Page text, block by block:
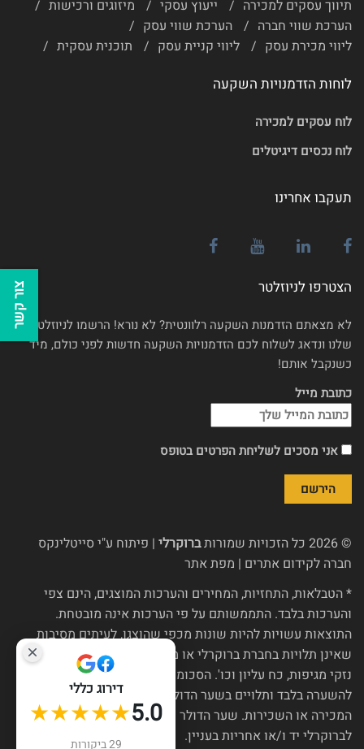
תיווך עסקים למכירה ייעוץ עסקי
מיזוגים ורכישות
הערכת שווי חברה
הערכת שווי עסק
ליווי מכירת עסק
ליווי קניית עסק תוכנית עסקית
לוחות הזדמנויות השקעה
לוח עסקים למכירה
לוח נכסים דיגיטלים
תעקבו אחרינו
הצטרפו לניוזלטר
לא מצאתם הזדמנות השקעה רלוונטית? לא נורא! הרשמו לניוזלטר
שלנו ונדאג לשלוח לכם הזדמנויות השקעה חדשות לפני כולם, מיד
כשנקבל אותם!
כתובת מייל
אני מסכים לשליחת הפרטים בטופס
© 2026 כל הזכויות שמורות ברוקרלי | פיתוח ע"י סייטלינקס
חברה לקידום אתרים | מפת אתר
* הטבלאות, התחזיות, המחירים והערכות המוצגים, הינם צפי
והערכות בלבד. התממשותם על פי הערכות אינה מובטחת.
התוצאות עשויות להיות שונות מכפי שהוצגו, לעיתים מסיבות
שאינן תלויות בחברת ברוקרלי או מי מטעמה, כגון שינויי רגולציה,
נזקי מגיפות, כח עליון וכו'. הסכומים בש"ח, אם הוצגו, הינם
להשערה בלבד ותלויים בשער הדולר נכון ליום חלוקת כספי
המכירה או השכירות. שער הדולר צפוי להשתנות מעת לעת ואין
לברוקרלי יד ו/או אחריות בעניין.
דירוג כללי
5.0
★★★★★
29 ביקורות
צור קשר